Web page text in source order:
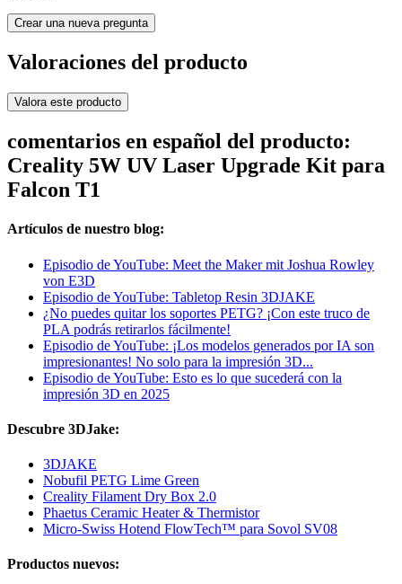
Crear una nueva pregunta
Valoraciones del producto
Valora este producto
comentarios en español del producto:
Creality 5W UV Laser Upgrade Kit para
Falcon T1
Artículos de nuestro blog:
Episodio de YouTube: Meet the Maker mit Joshua Rowley
von E3D
Episodio de YouTube: Tabletop Resin 3DJAKE
¿No puedes quitar los soportes PETG? ¡Con este truco de
PLA podrás retirarlos fácilmente!
Episodio de YouTube: ¡Los modelos generados por IA son
impresionantes! No solo para la impresión 3D...
Episodio de YouTube: Esto es lo que sucederá con la
impresión 3D en 2025
Descubre 3DJake:
3DJAKE
Nobufil PETG Lime Green
Creality Filament Dry Box 2.0
Phaetus Ceramic Heater & Thermistor
Micro-Swiss Hotend FlowTech™ para Sovol SV08
Productos nuevos: